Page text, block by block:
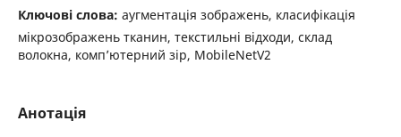
Ключові слова: аугментація зображень, класифікація
мікрозображень тканин, текстильні відходи, склад
волокна, комп’ютерний зір, MobileNetV2
Анотація